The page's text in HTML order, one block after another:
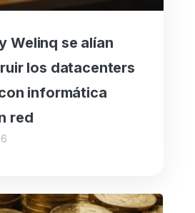
Welinq se alían
los datacenters
informática
red